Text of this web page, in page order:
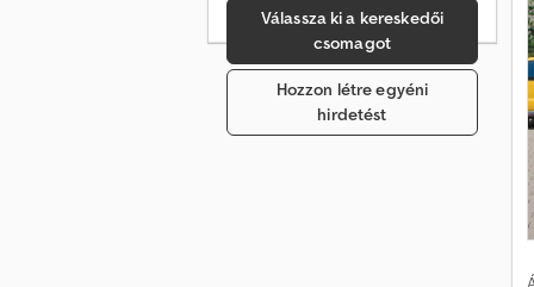
(217)
Válassza ki a kereskedői
csomagot
Hozzon létre egyéni
hirdetést